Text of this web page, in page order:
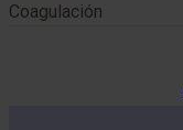
Coagulación